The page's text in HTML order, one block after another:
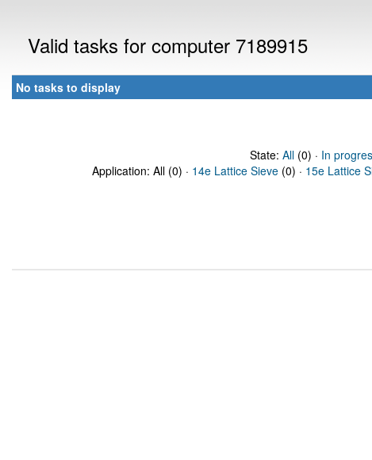
Valid tasks for computer 7189915
No tasks to display
State: All(0) · In
Application: All (0) · 14e Lattice Sieve (0) · 15e Lattice